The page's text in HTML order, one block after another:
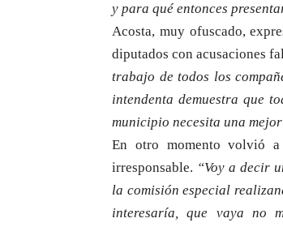
y para qué entonces
Acosta, muy ofuscado,
diputados con acusaciones
trabajo de todos los
intendenta demuestra que
municipio necesita una
En otro momento volvió
irresponsable. “Voy a decir
la comisión especial
interesaría, que vaya no